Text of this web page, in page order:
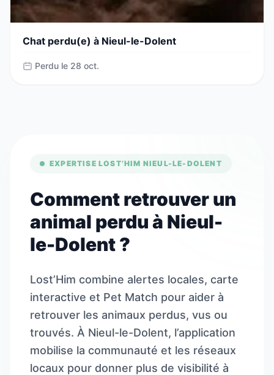
Chat perdu(e) à Nieul-le-Dolent
Perdu le 28 oct.
EXPERTISE LOST’HIM NIEUL-LE-DOLENT
Comment retrouver un
animal perdu à Nieul-
le-Dolent ?
Lost’Him combine alertes locales, carte
interactive et Pet Match pour aider à
retrouver les animaux perdus, vus ou
trouvés. À Nieul-le-Dolent, l’application
mobilise la communauté et les réseaux
locaux pour donner plus de visibilité à